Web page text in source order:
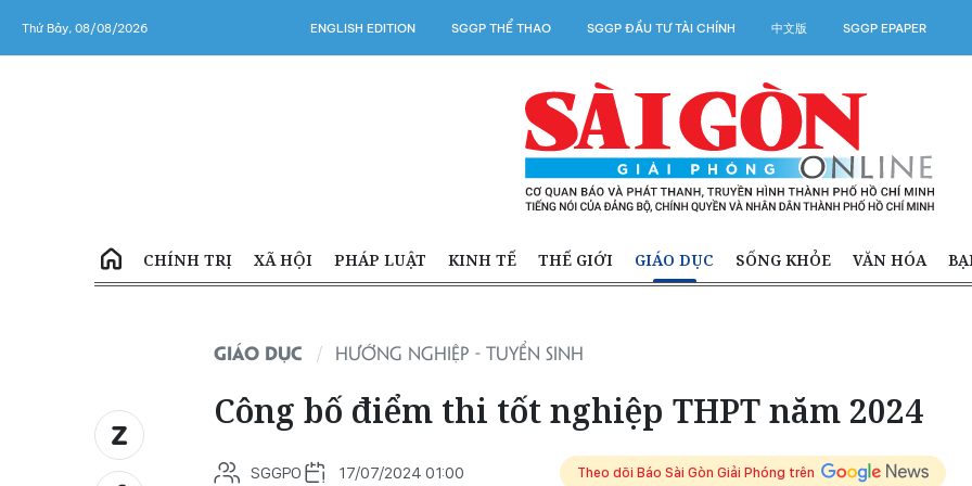
Thứ Bảy, 08/08/2026 ENGLISH EDITION SGGP THỂ THAO SGGP ĐẦU TƯ TÀI CHÍNH 中文版 SGGP EPAPER
CHÍNH TRỊ XÃ HỘI PHÁP LUẬT KINH TẾ THẾ GIỚI GIÁO DỤC SỐNG KHỎE VĂN HÓA
GIÁO DỤC HƯỚNG NGHIỆP - TUYỂN SINH
Công bố điểm thi tốt nghiệp THPT năm 2024
SGGPO 17/07/2024 01:00 Theo dõi Báo Sài Gòn Giải Phóng trên